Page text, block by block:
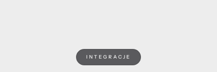
INTEGRACJE